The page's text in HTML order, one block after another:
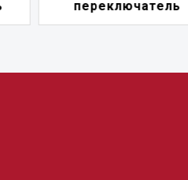
переключатель